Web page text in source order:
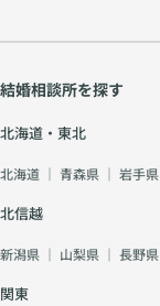
結婚相談所を探す
北海道・東北
北海道 ｜ 青森県 ｜ 岩手県
北信越
新潟県 ｜ 山梨県 ｜ 長野県
関東